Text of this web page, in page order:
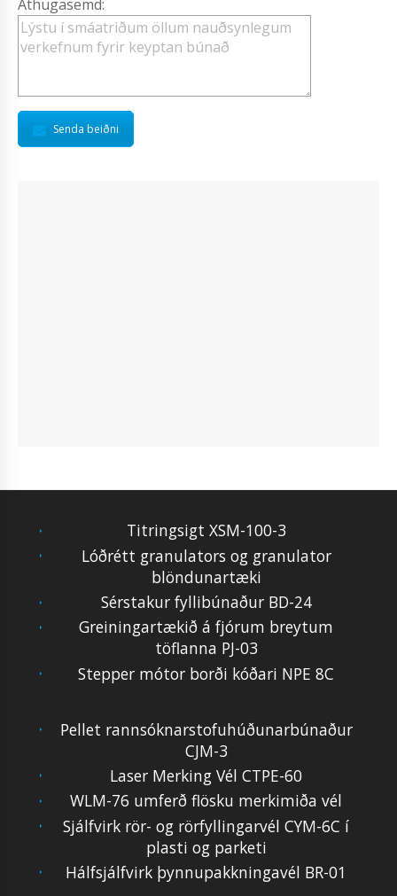
Athugasemd:
Senda beiðni
Titringsigt XSM-100-3
Lóðrétt granulators og granulator
blöndunartæki
Sérstakur fyllibúnaður BD-24
Greiningartækið á fjórum breytum
töflanna PJ-03
Stepper mótor borði kóðari NPE 8C
Pellet rannsóknarstofuhúðunarbúnaður
CJM-3
Laser Merking Vél CTPE-60
WLM-76 umferð flösku merkimiða vél
Sjálfvirk rör- og rörfyllingarvél CYM-6C í
plasti og parketi
Hálfsjálfvirk þynnupakkningavél BR-01